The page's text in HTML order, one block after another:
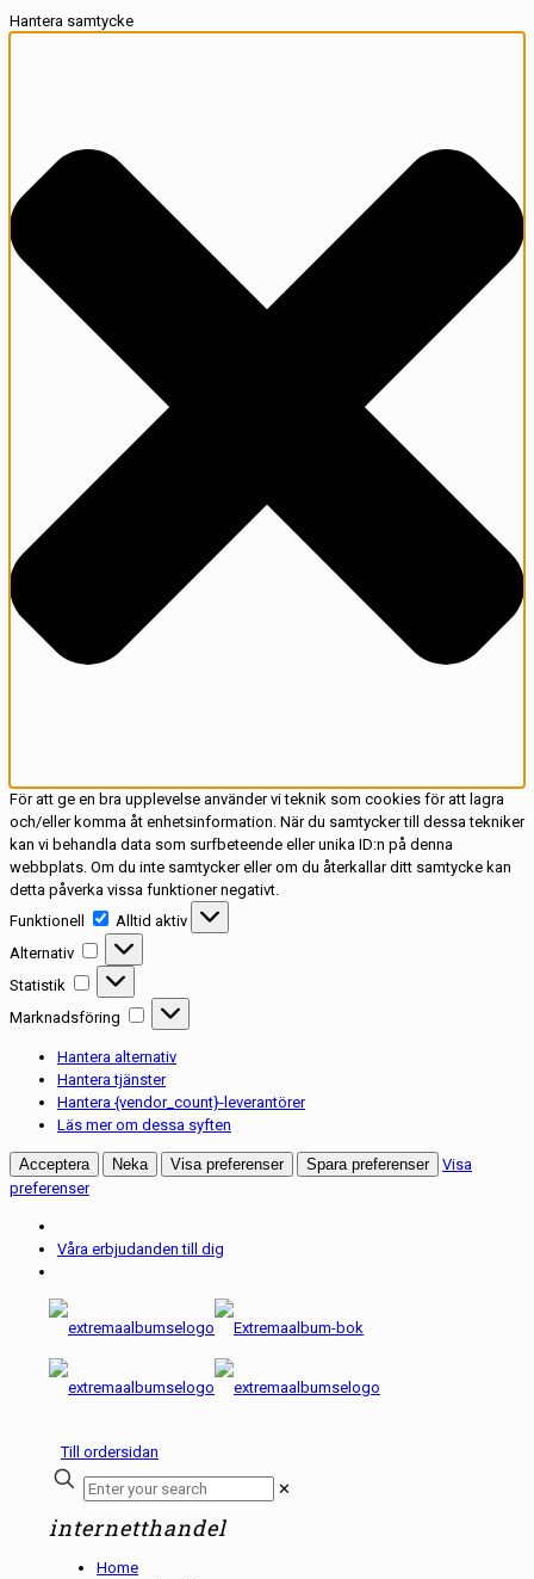
Hantera samtycke
För att ge en bra upplevelse använder vi teknik som cookies för att lagra
och/eller komma åt enhetsinformation. När du samtycker till dessa tekniker
kan vi behandla data som surfbeteende eller unika ID:n på denna
webbplats. Om du inte samtycker eller om du återkallar ditt samtycke kan
detta påverka vissa funktioner negativt.
Funktionell
Funktionell
Alltid aktiv
Alternativ
Alternativ
Statistik
Statistik
Marknadsföring
Marknadsföring
Hantera alternativ
Hantera tjänster
Hantera {vendor_count}-leverantörer
Läs mer om dessa syften
Acceptera Neka Visa preferenser Spara preferenser
Visa
preferenser
Våra erbjudanden till dig
Till ordersidan
✕
internetthandel
Home